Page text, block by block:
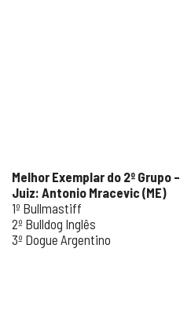
Melhor Exemplar do 2º Grupo –
Juiz: Antonio Mracevic (ME)
1º Bullmastiff
2º Bulldog Inglês
3º Dogue Argentino